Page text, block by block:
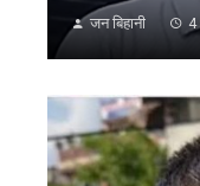
जन बिहानी 4